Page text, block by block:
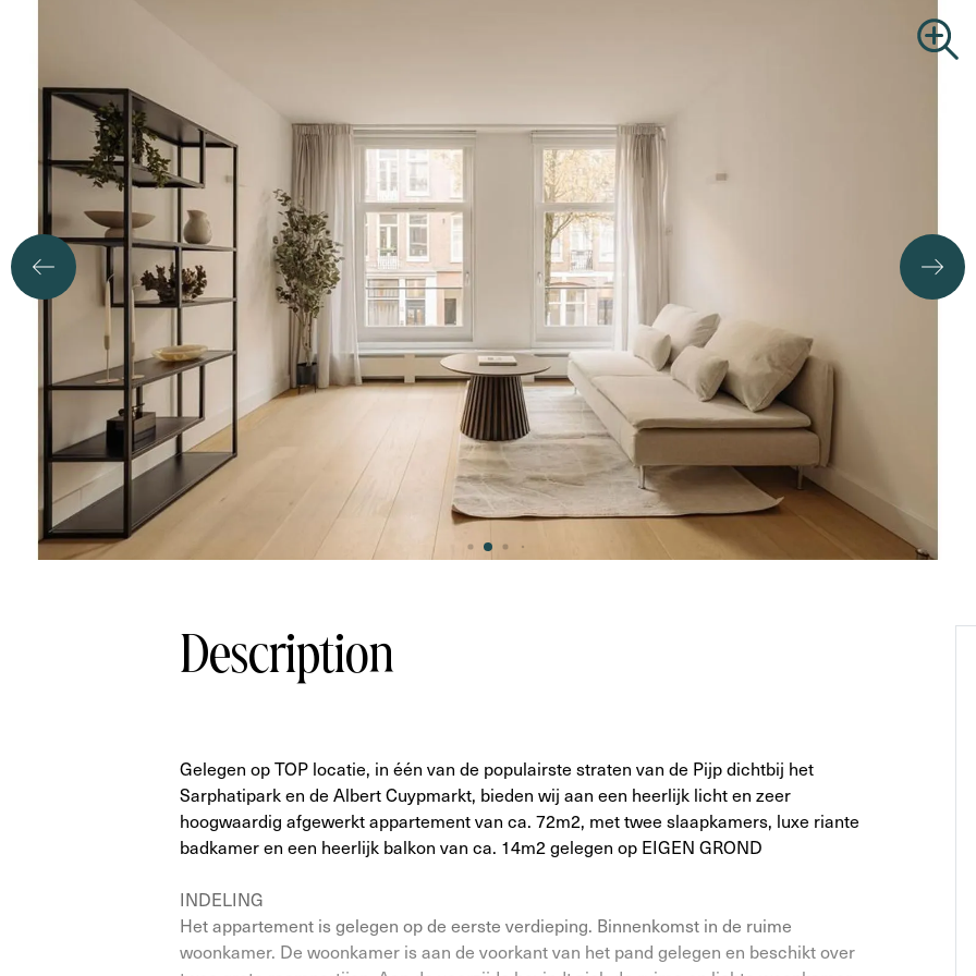
Description
Gelegen op TOP locatie, in één van de populairste straten van de Pijp dichtbij het
Sarphatipark en de Albert Cuypmarkt, bieden wij aan een heerlijk licht en zeer
hoogwaardig afgewerkt appartement van ca. 72m2, met twee slaapkamers, luxe riante
badkamer en een heerlijk balkon van ca. 14m2 gelegen op EIGEN GROND
INDELING
Het appartement is gelegen op de eerste verdieping. Binnenkomst in de ruime
woonkamer. De woonkamer is aan de voorkant van het pand gelegen en beschikt over